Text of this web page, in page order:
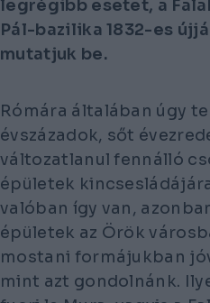
legrégibb esetet, a
Pál-bazilika 1832-es
mutatjuk be.
Rómára általában úgy
évszázadok, sőt
változatlanul fennálló
épületek
valóban így van,
épületek az Örök
mostani formájukban
mint azt gondolnánk.